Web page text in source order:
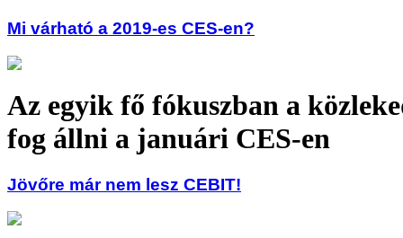
Mi várható a 2019-es CES-en?
Az egyik fő fókuszban a
fog állni a januári CES-en
Jövőre már nem lesz CEBIT!